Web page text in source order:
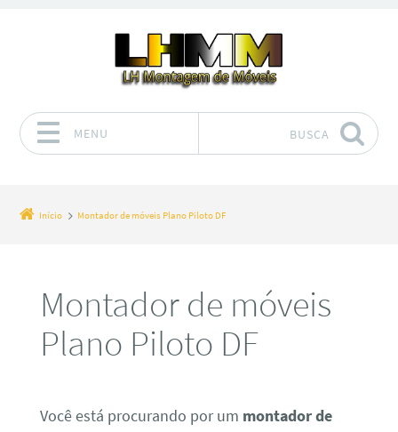
MENU BUSCA
Início Montador de móveis Plano Piloto DF
Montador de móveis
Plano Piloto DF
Você está procurando por um montador de